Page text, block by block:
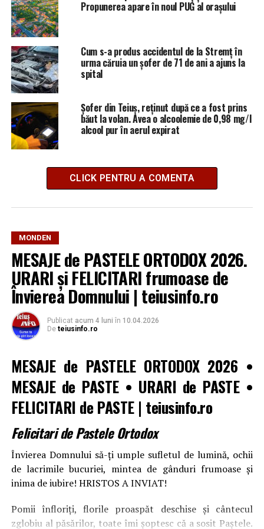
Propunerea apare în noul PUG al orașului
Cum s-a produs accidentul de la Stremț în
urma căruia un șofer de 71 de ani a ajuns la
spital
Șofer din Teiuș, reținut după ce a fost prins
băut la volan. Avea o alcoolemie de 0,98 mg/l
alcool pur în aerul expirat
CLICK PENTRU A COMENTA
MONDEN
MESAJE de PASTELE ORTODOX 2026.
URARI și FELICITARI frumoase de
Învierea Domnului | teiusinfo.ro
Publicat acum 4 luni în 10.04.2026
De teiusinfo.ro
MESAJE de PASTELE ORTODOX 2026 •
MESAJE de PASTE • URARI de PASTE •
FELICITARI de PASTE | teiusinfo.ro
Felicitari de Pastele Ortodox
Învierea Domnului să-ți umple sufletul de lumină, ochii
de lacrimile bucuriei, mintea de gânduri frumoase și
inima de iubire! HRISTOS A INVIAT!
Pomii înfloriți, florile proaspăt deschise și cântecul
zglobiu al păsărilor, toate îmi șoptesc că a sosit Paștele.